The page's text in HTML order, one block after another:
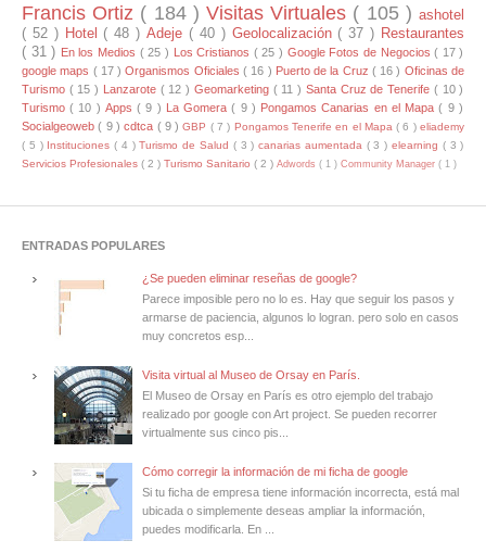
Francis Ortiz ( 184 )Visitas Virtuales ( 105 )ashotel
( 52 ) Hotel ( 48 )Adeje ( 40 ) Geolocalización ( 37 ) Restaurantes
( 31 ) En los Medios ( 25 ) Los Cristianos ( 25 ) Google Fotos de Negocios( 17 )
google maps ( 17 )Organismos Oficiales ( 16 ) Puerto de la Cruz ( 16 ) Oficinas de
Turismo ( 15 ) Lanzarote ( 12 ) Geomarketing ( 11 ) Santa Cruz de Tenerife ( 10 )
Turismo( 10 ) Apps( 9 ) La Gomera( 9 ) Pongamos Canarias en el Mapa( 9 )
Socialgeoweb( 9 )cdtca ( 9 )GBP ( 7 ) Pongamos Tenerife en el Mapa( 6 )eliademy
( 5 ) Instituciones( 4 )Turismo de Salud ( 3 )canarias aumentada ( 3 ) elearning ( 3 )
Servicios Profesionales ( 2 ) Turismo Sanitario ( 2 ) Adwords ( 1 ) Community Manager ( 1 )
ENTRADAS POPULARES
¿Se pueden eliminar reseñas de google?
Parece imposible pero no lo es. Hay que seguir los pasos y
armarse de paciencia, algunos lo logran. pero solo en casos
muy concretos esp...
Visita virtual al Museo de Orsay en París.
El Museo de Orsay en París es otro ejemplo del trabajo
realizado por google con Art project. Se pueden recorrer
virtualmente sus cinco pis...
Cómo corregir la información de mi ficha de google
Si tu ficha de empresa tiene información incorrecta, está mal
ubicada o simplemente deseas ampliar la información,
puedes modificarla. En ...